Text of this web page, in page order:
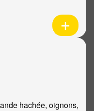
hachée, oignons,